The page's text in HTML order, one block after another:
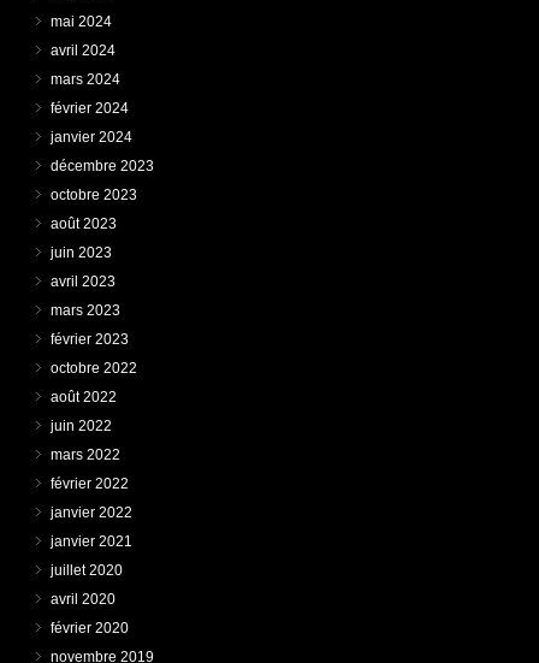
mai 2024
avril 2024
mars 2024
février 2024
janvier 2024
décembre 2023
octobre 2023
août 2023
juin 2023
avril 2023
mars 2023
février 2023
octobre 2022
août 2022
juin 2022
mars 2022
février 2022
janvier 2022
janvier 2021
juillet 2020
avril 2020
février 2020
novembre 2019